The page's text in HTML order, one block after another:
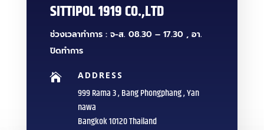
SITTIPOL 1919 CO.,LTD
ช่วงเวลาทำการ : จ-ส. 08.30 – 17.30 , อา.
ปิดทำการ
 ADDRESS
999 Rama 3 , Bang Phongphang , Yan
nawa
Bangkok 10120 Thailand